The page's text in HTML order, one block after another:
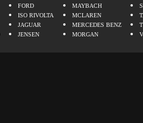
FORD
ISO RIVOLTA
JAGUAR
JENSEN
MAYBACH
MCLAREN
MERCEDES BENZ
MORGAN